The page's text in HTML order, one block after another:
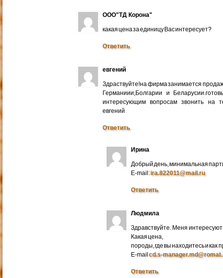
ООО"ТД Корона"
какая цена за единицу Вас интересует?
Ответить
евгений
Здраствуйте!на фирма занимается
Германиии,Болгарии и
интересующим вопросам звонить на
евгений
Ответить
Ирина
Добрый день, минимальная
E-mail:ira.822011@mail.ru
Ответить
Людмила
Здравствуйте. Меня
Какая цена,
породы, где вы находитесь и как
E-mailcd.s-
Ответить